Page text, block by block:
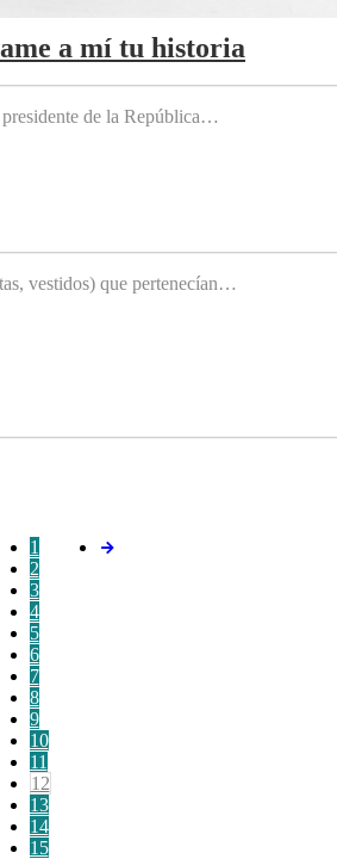
a mí tu historia
de la República…
vestidos) que pertenecían…
1
2
3
4
5
6
7
8
9
10
11
12
13
14
15